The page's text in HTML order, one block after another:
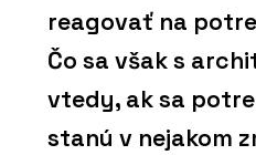
reagovať na
Čo sa však s
vtedy, ak sa
stanú v nejakom